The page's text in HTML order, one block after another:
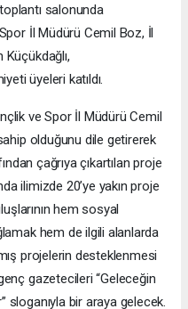
salonunda
İl Müdürü Cemil Boz, İl
üyeleri katıldı.
ve Spor İl Müdürü Cemil
olduğunu dile getirerek
çağrıya çıkartılan proje
ilimizde 20’ye yakın proje
hem sosyal
hem de ilgili alanlarda
projelerin desteklenmesi
gazetecileri “Geleceğin
sloganıyla bir araya gelecek.